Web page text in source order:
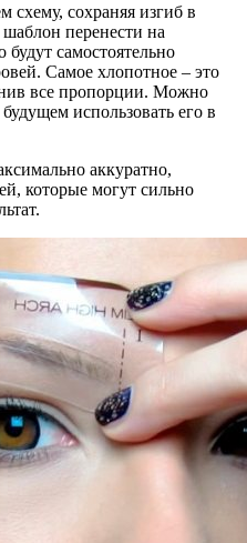
схему, сохраняя изгиб в
перенести на
самостоятельно
Самое хлопотное – это
все пропорции. Можно
использовать его в
аккуратно,
которые могут сильно